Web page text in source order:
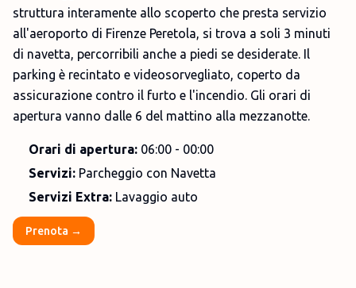
struttura interamente allo scoperto che presta servizio
all'aeroporto di Firenze Peretola, si trova a soli 3 minuti
di navetta, percorribili anche a piedi se desiderate. Il
parking è recintato e videosorvegliato, coperto da
assicurazione contro il furto e l'incendio. Gli orari di
apertura vanno dalle 6 del mattino alla mezzanotte.
Orari di apertura: 06:00 - 00:00
Servizi: Parcheggio con Navetta
Servizi Extra: Lavaggio auto
Prenota →